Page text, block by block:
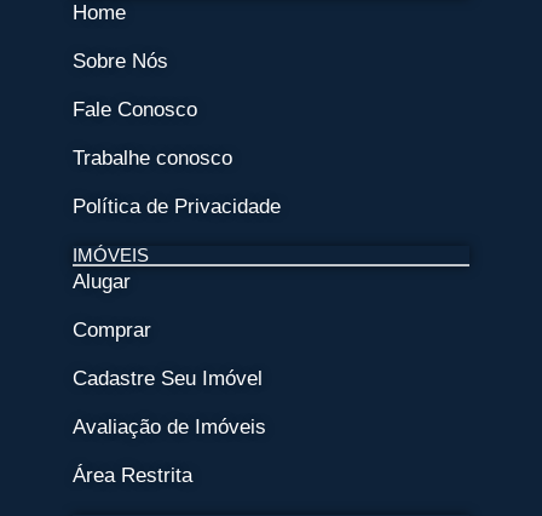
Home
Sobre Nós
Fale Conosco
Trabalhe conosco
Política de Privacidade
IMÓVEIS
Alugar
Comprar
Cadastre Seu Imóvel
Avaliação de Imóveis
Área Restrita